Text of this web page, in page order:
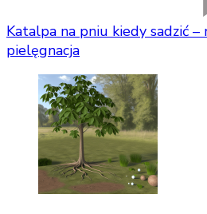
Katalpa na pniu kiedy sadzić
pielęgnacja